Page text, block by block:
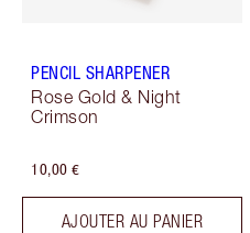
PENCIL SHARPENER
Rose Gold & Night
Crimson
10,00 €
AJOUTER AU PANIER